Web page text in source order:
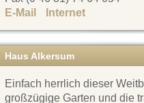
E-Mail
Internet
Haus Alkersum
Einfach herrlich dieser
großzügige Garten und die